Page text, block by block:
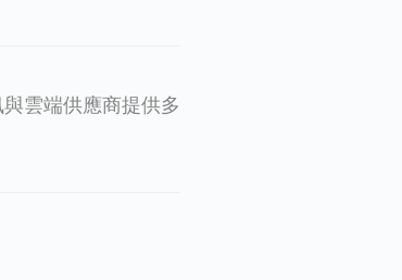
雲端供應商提供多